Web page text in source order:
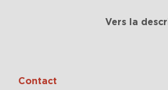
Vers la
Contact